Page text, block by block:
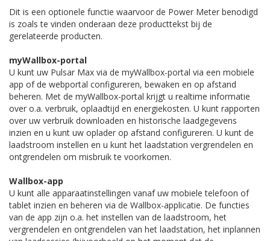
Dit is een optionele functie waarvoor de Power Meter benodigd
is zoals te vinden onderaan deze producttekst bij de
gerelateerde producten.
myWallbox-portal
U kunt uw Pulsar Max via de myWallbox-portal via een mobiele
app of de webportal configureren, bewaken en op afstand
beheren. Met de myWallbox-portal krijgt u realtime informatie
over o.a. verbruik, oplaadtijd en energiekosten. U kunt rapporten
over uw verbruik downloaden en historische laadgegevens
inzien en u kunt uw oplader op afstand configureren. U kunt de
laadstroom instellen en u kunt het laadstation vergrendelen en
ontgrendelen om misbruik te voorkomen.
Wallbox-app
U kunt alle apparaatinstellingen vanaf uw mobiele telefoon of
tablet inzien en beheren via de Wallbox-applicatie. De functies
van de app zijn o.a. het instellen van de laadstroom, het
vergrendelen en ontgrendelen van het laadstation, het inplannen